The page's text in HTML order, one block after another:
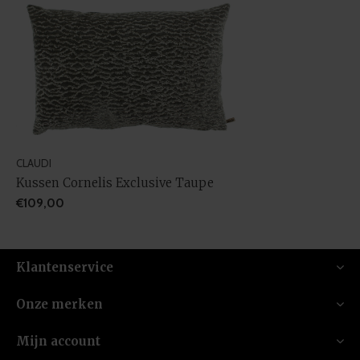
CLAUDI
Kussen Cornelis Exclusive Taupe
€109,00
Klantenservice
Onze merken
Mijn account